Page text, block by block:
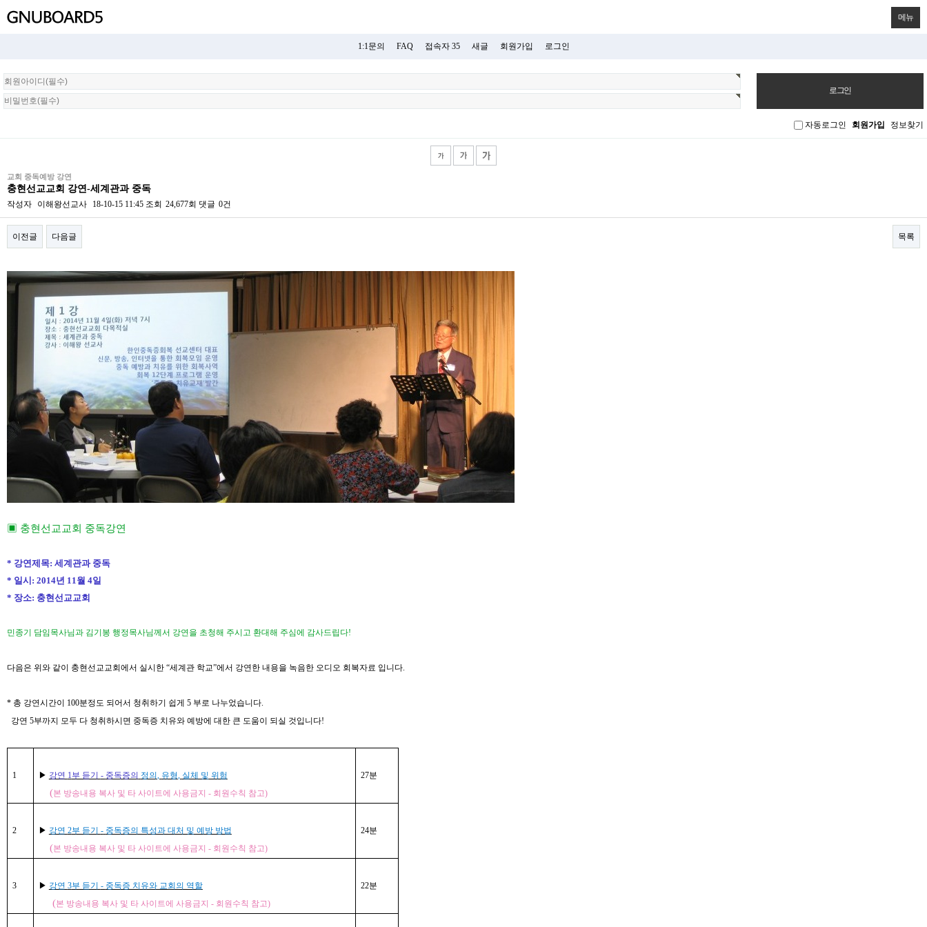
메뉴
1:1문의 FAQ 접속자 35 새글 회원가입 로그인
회
원
로
자동로그인 회원가입 정보찾기
교회 중독예방 강연
충현선교교회 강연-세계관과 중독
작성자 이해왕선교사 18-10-15 11:45 조회 24,677회 댓글 0건
이전글 다음글 목록
본문
▣ 충현선교교회 중독강연
* 강연제목: 세계관과 중독
* 일시 : 2014년 11월 4일
* 장소: 충현선교교회
민종기 담임목사님과 김기봉 행정목사님께서 강연을 초청해 주시고 환대해 주심에 감사드립다!
다음은 위와 같이 충현선교교회에서 실시한 “세계관 학교”에서 강연한 내용을 녹음한 오디오 회복자료 입니다.
* 총 강연시간이 100분정도 되어서 청취하기 쉽게 5 부로 나누었습니다.
강연 5부까지 모두 다 청취하시면 중독증 치유와 예방에 대한 큰 도움이 되실 것입니다!
1 ▶ 강연 1부 듣기 - 중독증의 정의 , 유형, 실체 및 위험
(본 방송내용 복사 및 타 사이트에 사용금지 - 회원수칙 참고)
27분
2 ▶ 강연 2부 듣기 - 중독증의 특성과 대처 및 예방 방법
(본 방송내용 복사 및 타 사이트에 사용금지 - 회원수칙 참고)
24분
3 ▶ 강연 3부 듣기 - 중독증 치유와 교회의 역할
(본 방송내용 복사 및 타 사이트에 사용금지 - 회원수칙 참고)
22분